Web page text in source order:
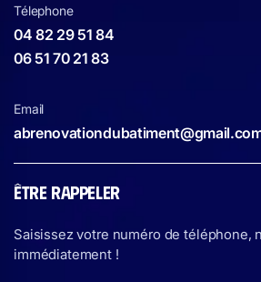
Télephone
04 82 29 51 84
06 51 70 21 83
Email
ÊTRE RAPPELER
Saisissez votre numéro de téléphone,
immédiatement !